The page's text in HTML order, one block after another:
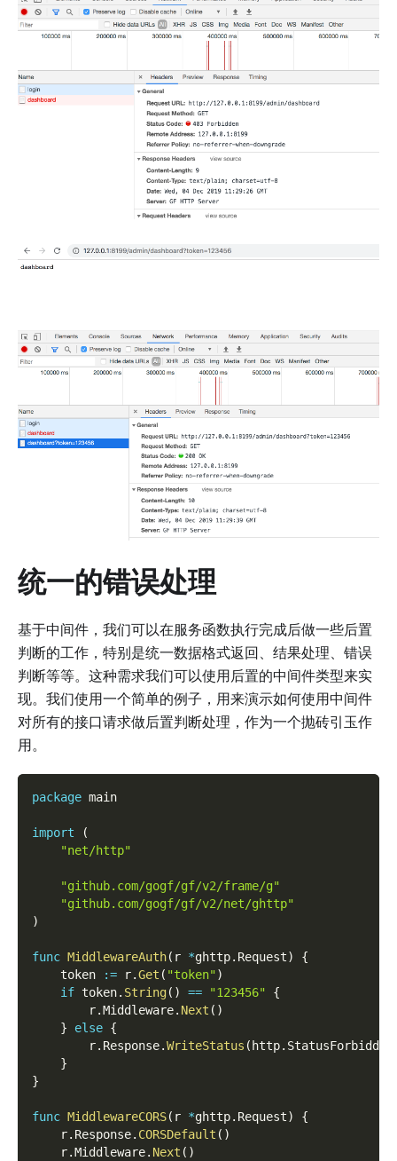
统一的错误处理
基于中间件，我们可以在服务函数执行完成后做一些后置
判断的工作，特别是统一数据格式返回、结果处理、错误
判断等等。这种需求我们可以使用后置的中间件类型来实
现。我们使用一个简单的例子，用来演示如何使用中间件
对所有的接口请求做后置判断处理，作为一个抛砖引玉作
用。
package main
import
(
"net/http"
"github.com/gogf/gf/v2/frame/g"
"github.com/gogf/gf/v2/net/ghttp"
)
func MiddlewareAuth( r *ghttp. Request)
{
    token
:= r.Get ( "token")
if token. String( ) == "123456"
{
        r
.Middleware. Next ( )
}
else {
        r
. Response.WriteStatus ( http. StatusForbidden
}
}
func MiddlewareCORS( r *ghttp. Request)
{
    r
. Response. CORSDefault ( )
    r
.Middleware. Next ( )